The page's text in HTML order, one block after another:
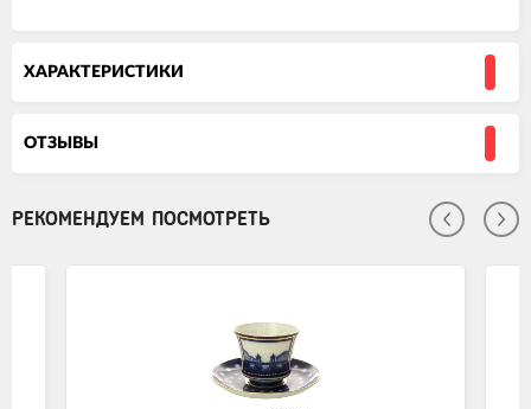
ХАРАКТЕРИСТИКИ
ОТЗЫВЫ
РЕКОМЕНДУЕМ ПОСМОТРЕТЬ